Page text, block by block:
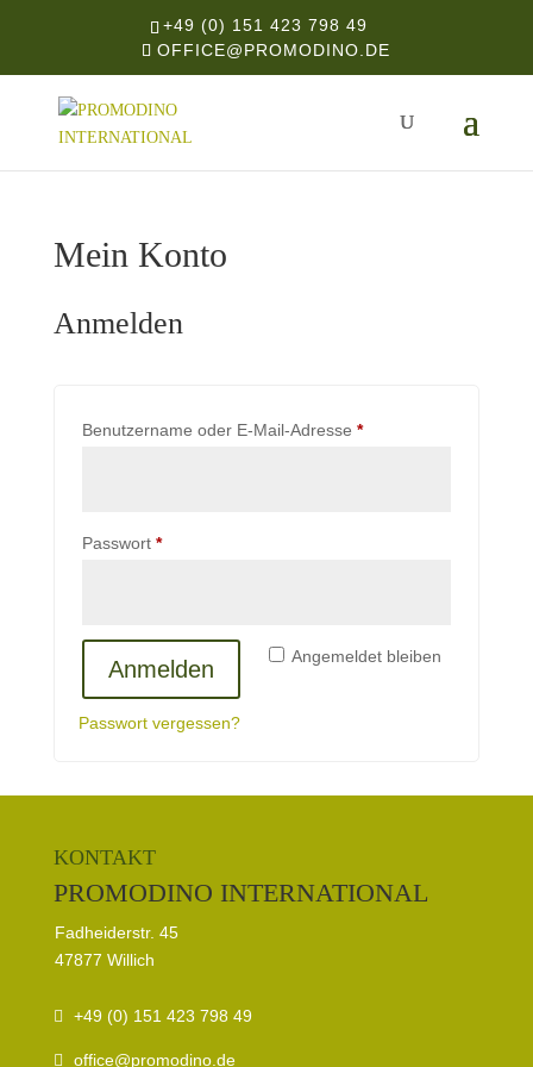
+49 (0) 151 423 798 49
OFFICE@PROMODINO.DE
Mein Konto
Anmelden
Benutzername oder E-Mail-Adresse *Erforderlich
Passwort *Erforderlich
Angemeldet bleiben
Anmelden
Passwort vergessen?
KONTAKT
PROMODINO INTERNATIONAL
Fadheiderstr. 45
47877 Willich
+49 (0) 151 423 798 49
office@promodino.de